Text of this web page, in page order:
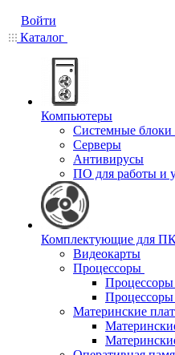
Войти
Каталог
Компьютеры
Системные блоки
Серверы
Антивирусы
ПО для работы и
Комплектующие для
Видеокарты
Процессоры
Процессоры
Материнские